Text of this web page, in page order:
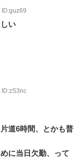
い
道6時間、とかも普
に当日欠勤、って